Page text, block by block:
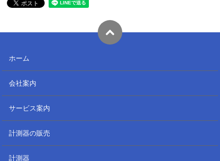
ホーム
会社案内
サービス案内
計測器の販売
計測器